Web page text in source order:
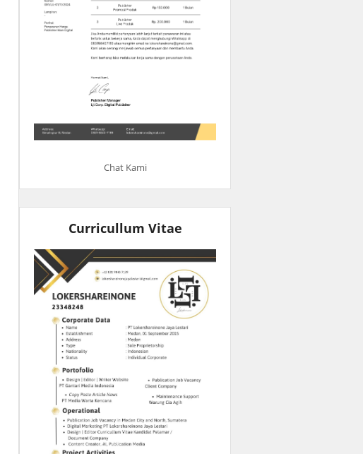
Chat Kami
Curricullum Vitae